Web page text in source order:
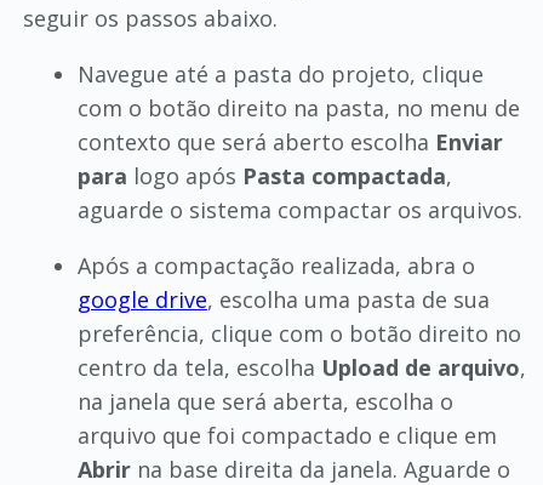
seguir os passos abaixo.
Navegue até a pasta do projeto, clique
com o botão direito na pasta, no menu de
contexto que será aberto escolha Enviar
para logo após Pasta compactada,
aguarde o sistema compactar os arquivos.
Após a compactação realizada, abra o
google drive, escolha uma pasta de sua
preferência, clique com o botão direito no
centro da tela, escolha Upload de arquivo,
na janela que será aberta, escolha o
arquivo que foi compactado e clique em
Abrirna base direita da janela. Aguarde o